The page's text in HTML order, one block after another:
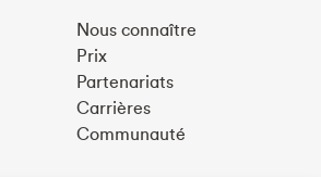
Nous connaître
Prix
Partenariats
Carrières
Communauté